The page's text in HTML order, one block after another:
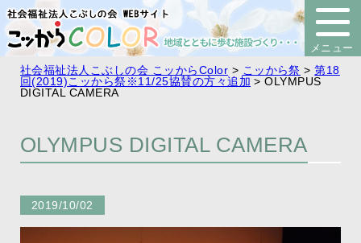
社会福祉法人こぶしの会 こッからColor > こッから祭 >第18
回(2019)こッから祭※11/25協賛の方々追加 >OLYMPUS
DIGITAL CAMERA
OLYMPUS DIGITAL CAMERA
2019/10/02